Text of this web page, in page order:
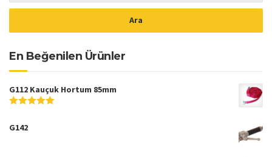
En Beğenilen Ürünler
G112 Kauçuk Hortum 85mm
G142